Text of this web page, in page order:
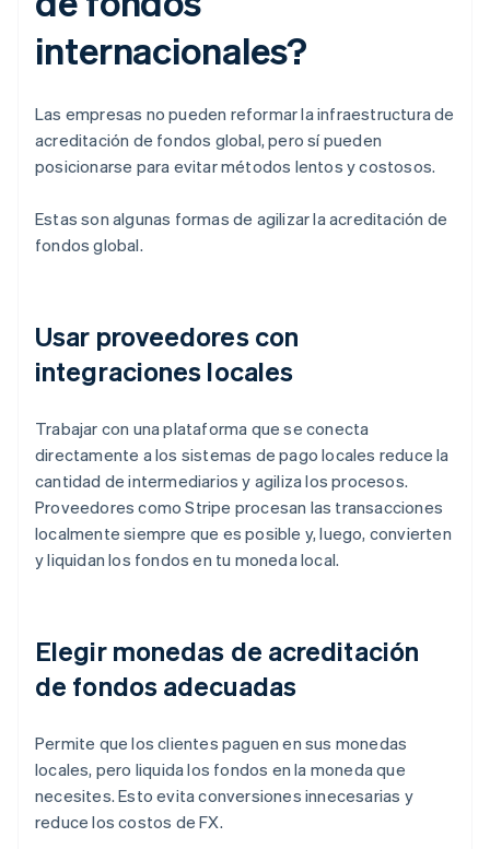
internacionales?
Las empresas no pueden reformar la infraestructura de
acreditación de fondos global, pero sí pueden
posicionarse para evitar métodos lentos y costosos.
Estas son algunas formas de agilizar la acreditación de
fondos global.
Usar proveedores con
integraciones locales
Trabajar con una plataforma que se conecta
directamente a los sistemas de pago locales reduce la
cantidad de intermediarios y agiliza los procesos.
Proveedores como Stripe procesan las transacciones
localmente siempre que es posible y, luego, convierten
y liquidan los fondos en tu moneda local.
Elegir monedas de acreditación
de fondos adecuadas
Permite que los clientes paguen en sus monedas
locales, pero liquida los fondos en la moneda que
necesites. Esto evita conversiones innecesarias y
reduce los costos de FX.